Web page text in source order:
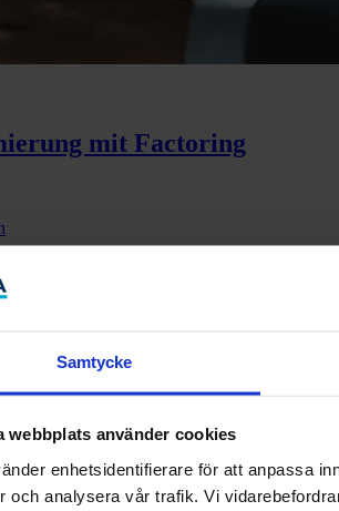
Samtycke
webbplats använder cookies
enhetsidentifierare för att anpassa
och analysera vår trafik. Vi
mit Factoring
das?
sind die Unterschiede?